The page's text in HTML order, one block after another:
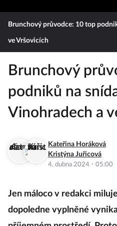
Brunchový průvodce: 10 top
ve Vršovicích
Brunchový
podniků na
Vinohradech a
Kateřina Horáková
Kristýna Juřicová
4. dubna 2024 · 05:00
Jen máloco v redakci
dopoledne vyplněné